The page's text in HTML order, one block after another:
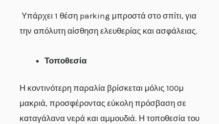
Υπάρχει 1 θέση parking μπροστά στο σπίτι, για
την απόλυτη αίσθηση ελευθερίας και ασφάλειας.
Τοποθεσία
Η κοντινότερη παραλία βρίσκεται μόλις 100μ
μακριά, προσφέροντας εύκολη πρόσβαση σε
καταγάλανα νερά και αμμουδιά. Η τοποθεσία του